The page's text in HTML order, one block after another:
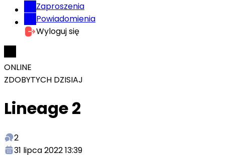
Zaproszenia
Powiadomienia
Wyloguj się
ONLINE
ZDOBYTYCH DZISIAJ
Lineage 2
2
31 lipca 2022 13:39